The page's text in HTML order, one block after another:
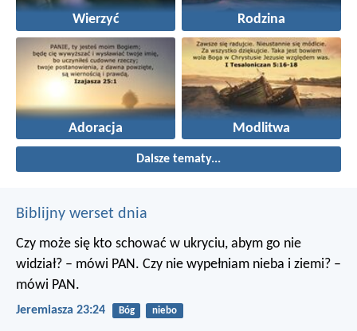
Wierzyć Rodzina
Adoracja Modlitwa
Dalsze tematy...
Biblijny werset dnia
Czy może się kto schować w ukryciu, abym go nie
widział? – mówi PAN. Czy nie wypełniam nieba i ziemi? –
mówi PAN.
Jeremiasza 23:24 Bóg niebo